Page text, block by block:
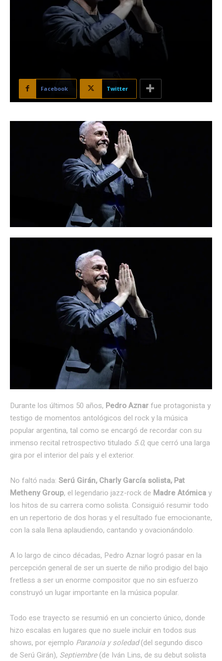
Facebook Twitter
Durante los últimos 50 años, Pedro Aznarfue protagonista y
testigo de momentos antológicos del rock y la música
popular argentina, tal como se encargó de recordar con su
inmenso recital retrospectivo titulado 5.0, que cerró una larga
gira por el interior del país y el exterior.
No faltó nada: Serú Girán, Charly García solista, Pat
Metheny Group, el legendario jazz-rock de Madre Atómicay
los hitos de su carrera como solista. Consiguió resumir todo
en un repertorio de dos horas y el resultado fue emocionante,
con la sala llena aplaudiendo, cantando y ovacionándolo.
A lo largo de cinco décadas, Pedro Aznar logró pasar en la
percepción general de ser un suerte de niño prodigio del bajo
fretless a ser un enorme compositor que no sin esfuerzo
construyó un lugar importante en la música popular.
Todo ese trayecto se resumió en un concierto único, donde
hizo escalas en lugares que no suele incluir en todos sus
shows, por ejemplo Paranoia y soledad(del segundo disco
de Serú Girán), Septiembre(de Iván Lins, de su debut solista